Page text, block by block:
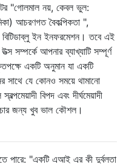
"গোলমাল নয়, কেবল ভুল:
আচরণগত বৈকল্পিকতা ",
ইন ইনফরমেশন। তবে এই
উত্স সম্পর্কে আপনার ব্যাখ্যাটি সম্পূর্ণ
একটি অনুমান যা একটি
সাথে যে কোনও সময়ে থামানো
বিপদ এবং দীর্ঘমেয়াদী
জন্য খুব ভাল কৌশল।
পারে: "একটি এআই এর কী দুর্বলতা